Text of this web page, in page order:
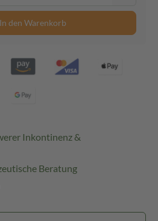
In den Warenkorb
Inkontinenz &
Beratung